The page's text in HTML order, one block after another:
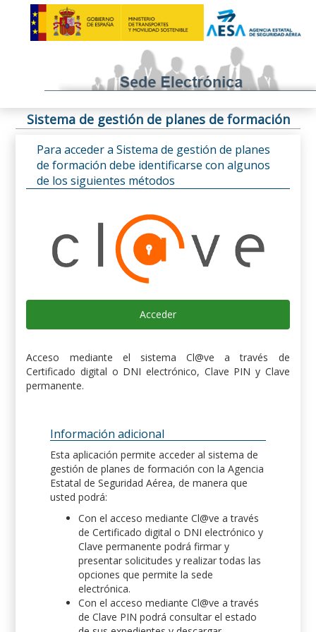
Sistema de gestión de planes de formación
Para acceder a Sistema de gestión de planes
de formación debe identificarse con algunos
de los siguientes métodos
Acceder
Acceso mediante el sistema Cl@ve a través de
Certificado digital o DNI electrónico, Clave PIN y Clave
permanente.
Información adicional
Esta aplicación permite acceder al sistema de
gestión de planes de formación con la Agencia
Estatal de Seguridad Aérea, de manera que
usted podrá:
Con el acceso mediante Cl@ve a través
de Certificado digital o DNI electrónico y
Clave permanente podrá firmar y
presentar solicitudes y realizar todas las
opciones que permite la sede
electrónica.
Con el acceso mediante Cl@ve a través
de Clave PIN podrá consultar el estado